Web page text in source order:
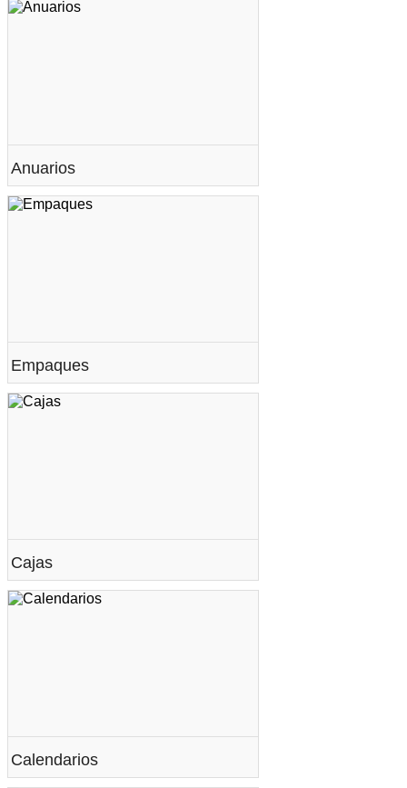
Anuarios
Empaques
Cajas
Calendarios